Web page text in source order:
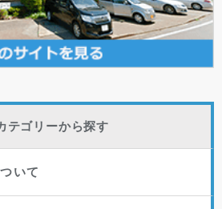
テゴリーから探す
いて